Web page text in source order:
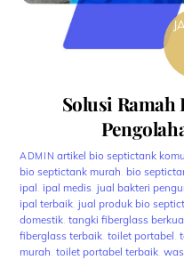
Solusi
ADMIN artikel bio septictank
bio septictank murah, bio
ipal,ipal medis,jual bakteri
ipal terbaik,jual produk bio
domestik,tangki fiberglass
fiberglass terbaik,toilet portabel,
murah,toilet portabel terbaik,